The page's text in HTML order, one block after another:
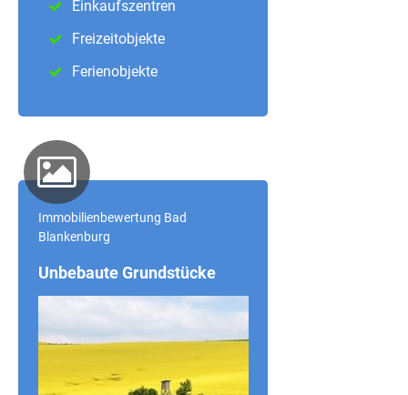
Einkaufszentren
Freizeitobjekte
Ferienobjekte
Immobilienbewertung Bad
Blankenburg
Unbebaute Grundstücke